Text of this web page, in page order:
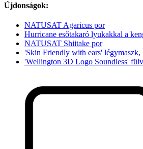
Újdonságok:
NATUSAT Agaricus por
Hurricane esőtakaró lyukakkal a
NATUSAT Shiitake por
'Skin Friendly with ears' légymaszk,
'Wellington 3D Logo Soundless'